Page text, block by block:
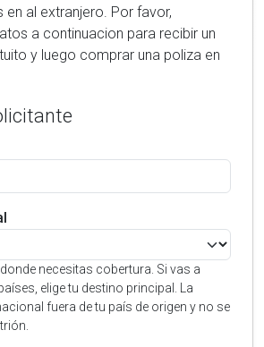
extranjero. Por favor,
a continuacion para recibir un
y luego comprar una poliza en
necesitas cobertura. Si vas a
elige tu destino principal. La
fuera de tu país de origen y no se